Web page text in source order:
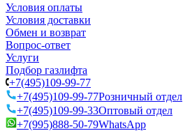
Условия оплаты
Условия доставки
Обмен и возврат
Вопрос-ответ
Услуги
Подбор газлифта
+7(495)109-99-77
+7(495)109-99-77Розничный отдел
+7(495)109-99-33Оптовый отдел
+7(995)888-50-79WhatsApp